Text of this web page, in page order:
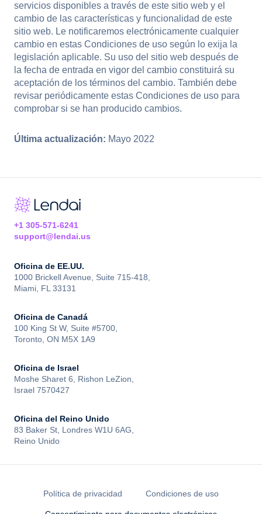
servicios disponibles a través de este sitio web y el
cambio de las características y funcionalidad de este
sitio web. Le notificaremos electrónicamente cualquier
cambio en estas Condiciones de uso según lo exija la
legislación aplicable. Su uso del sitio web después de
la fecha de entrada en vigor del cambio constituirá su
aceptación de los términos del cambio. También debe
revisar periódicamente estas Condiciones de uso para
comprobar si se han producido cambios.
Última actualización: Mayo 2022
+1 305-571-6241
support@lendai.us
Oficina de EE.UU.
1000 Brickell Avenue, Suite 715-418,
Miami, FL 33131
Oficina de Canadá
100 King St W, Suite #5700,
Toronto, ON M5X 1A9
Oficina de Israel
Moshe Sharet 6, Rishon LeZion,
Israel 7570427
Oficina del Reino Unido
83 Baker St, Londres W1U 6AG,
Reino Unido
Política de privacidad Condiciones de uso